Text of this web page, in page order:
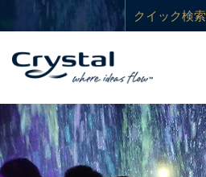
ッ
ス
キ
ッ
プ
クイック検索